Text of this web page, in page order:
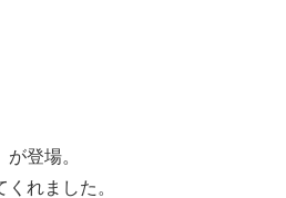
登場。
れました。